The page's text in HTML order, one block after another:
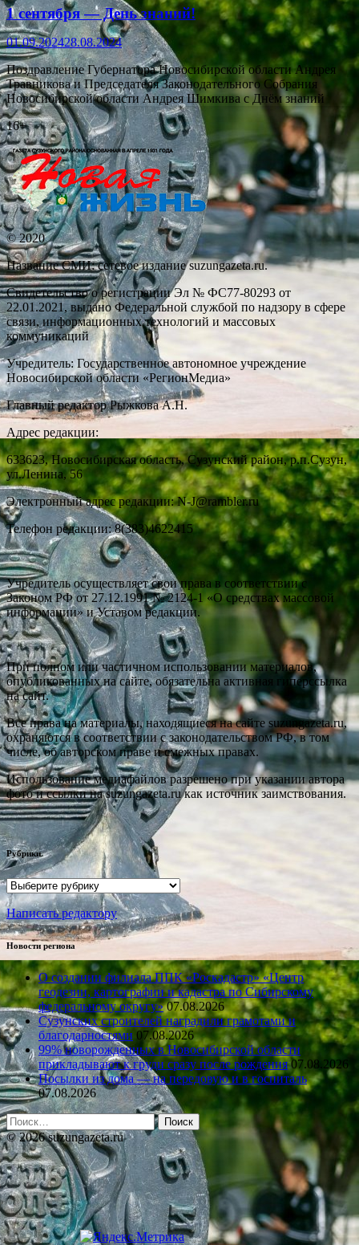
1 сентября — День знаний!
01.09.202428.08.2024
Поздравление Губернатора Новосибирской области Андрея
Травникова и Председателя Законодательного Собрания
Новосибирской области Андрея Шимкива с Днём знаний
16+
© 2020
Название СМИ: cетевое издание suzungazeta.ru.
Свидетельство о регистрации Эл № ФС77-80293 от
22.01.2021, выдано Федеральной службой по надзору в сфере
связи, информационных технологий и массовых
коммуникаций
Учредитель: Государственное автономное учреждение
Новосибирской области «РегионМедиа»
Главный редактор Рыжкова А.Н.
Адрес редакции:
633623, Новосибирская область, Сузунский район, р.п.Сузун,
ул.Ленина, 56
Электронный адрес редакции: N-J@rambler.ru
Телефон редакции: 8(383)4622415
Учредитель осуществляет свои права в соответствии с
Законом РФ от 27.12.1991 № 2124-1 «О средствах массовой
информации» и Уставом редакции.
При полном или частичном использовании материалов,
опубликованных на сайте, обязательна активная гиперссылка
на сайт.
Все права на материалы, находящиеся на сайте suzungazeta.ru,
охраняются в соответствии с законодательством РФ, в том
числе, об авторском праве и смежных правах.
Использование медиафайлов разрешено при указании автора
фото и ссылки на suzungazeta.ru как источник заимствования.
Рубрики
Рубрики
Написать редактору
Новости региона
О создании филиала ППК «Роскадастр» «Центр
геодезии, картографии и кадастра по Сибирскому
федеральному округу» 07.08.2026
Сузунских строителей наградили грамотами и
благодарностями 07.08.2026
99% новорожденных в Новосибирской области
прикладывают к груди сразу после рождения 07.08.2026
Посылки из дома — на передовую и в госпиталь
07.08.2026
Найти:
© 2026 suzungazeta.ru